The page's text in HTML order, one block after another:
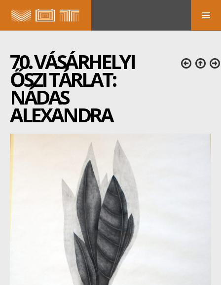
70. VÁSÁRHELYI
ŐSZI TÁRLAT:
NÁDAS
ALEXANDRA